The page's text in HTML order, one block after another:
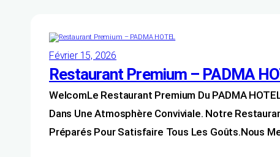
Février 15, 2026
Restaurant Premium – PADMA
WelcomLe Restaurant Premium Du PADMA
Dans Une Atmosphère Conviviale. Notre
Préparés Pour Satisfaire Tous Les Goûts.Nous